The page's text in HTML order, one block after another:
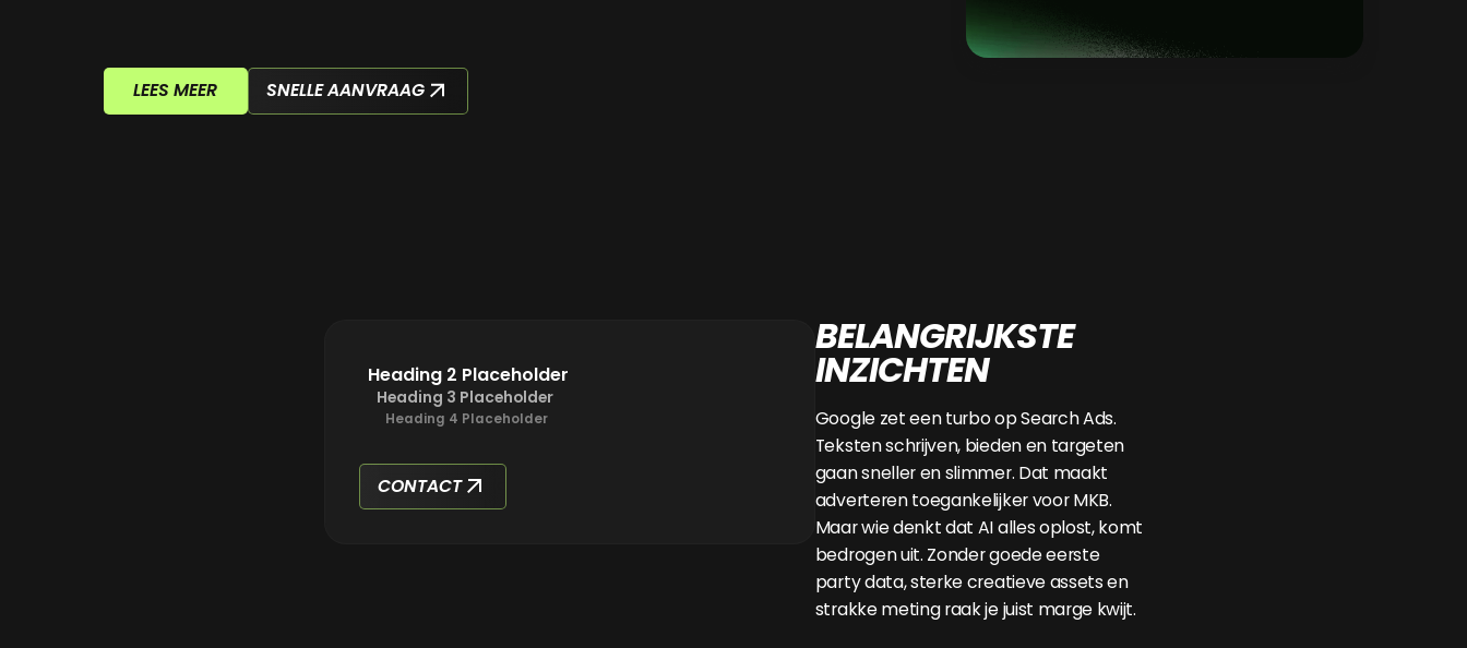
LEES MEER SNELLE AANVRAAG
Heading 2 Placeholder
Heading 3 Placeholder
Heading 4 Placeholder
CONTACT
BELANGRIJKSTE
INZICHTEN
Google zet een turbo op Search Ads.
Teksten schrijven, bieden en targeten
gaan sneller en slimmer. Dat maakt
adverteren toegankelijker voor MKB.
Maar wie denkt dat AI alles oplost, komt
bedrogen uit. Zonder goede eerste
party data, sterke creatieve assets en
strakke meting raak je juist marge kwijt.